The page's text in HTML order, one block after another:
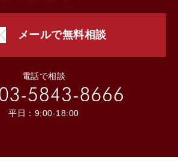
メールで無料相談
電話で相談
平日：9:00-18:00